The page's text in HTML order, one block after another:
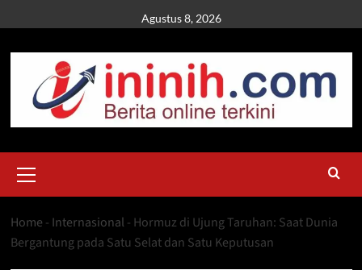
to
content
Agustus 8, 2026
Menu
Home - Internasional - Hormuz di Ujung Taruhan: Saat Dunia
Bergantung pada Satu Selat dan Satu Keputusan